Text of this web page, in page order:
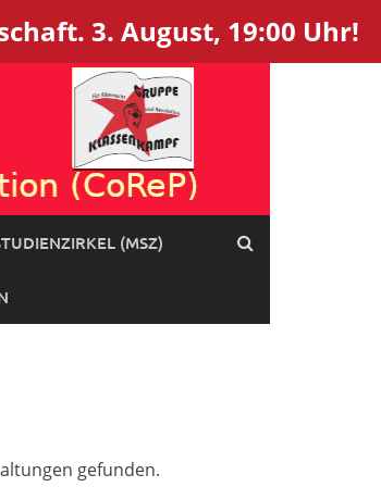
3. August, 19:00 Uhr!
(MSZ)
gefunden.